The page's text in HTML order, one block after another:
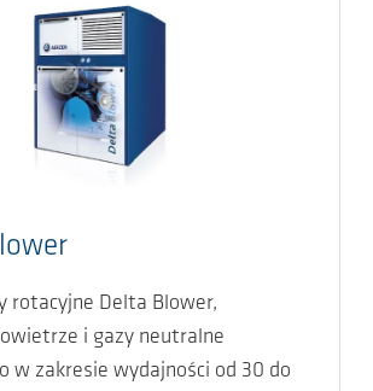
rotacyjne Delta Blower,
i gazy neutralne
w zakresie wydajności od 30 do